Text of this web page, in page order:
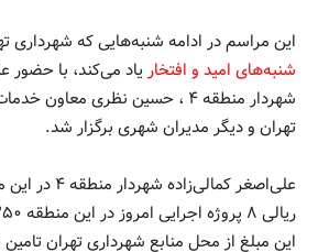
این مراسم در ادامه شنبه‌هایی که شهرداری
شنبه‌های امید و افتخاریاد می‌کند، با حضور
شهردار منطقه ۴ ، حسین نظری
تهران و دیگر مدیران شهری برگزار شد.
علی‌اصغر
این مبلغ از محل منابع شهرداری تهران